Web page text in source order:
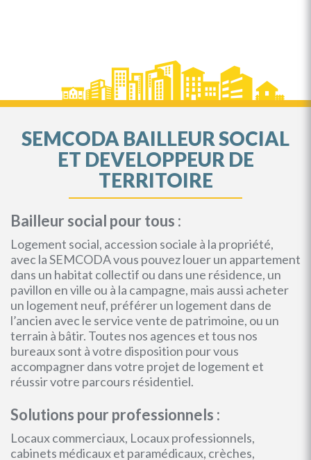
SEMCODA BAILLEUR SOCIAL
ET DEVELOPPEUR DE
TERRITOIRE
Bailleur social pour tous :
Logement social, accession sociale à la propriété,
avec la SEMCODA vous pouvez louer un appartement
dans un habitat collectif ou dans une résidence, un
pavillon en ville ou à la campagne, mais aussi acheter
un logement neuf, préférer un logement dans de
l’ancien avec le service vente de patrimoine, ou un
terrain à bâtir. Toutes nos agences et tous nos
bureaux sont à votre disposition pour vous
accompagner dans votre projet de logement et
réussir votre parcours résidentiel.
Solutions pour professionnels :
Locaux commerciaux, Locaux professionnels,
cabinets médicaux et paramédicaux, crèches,